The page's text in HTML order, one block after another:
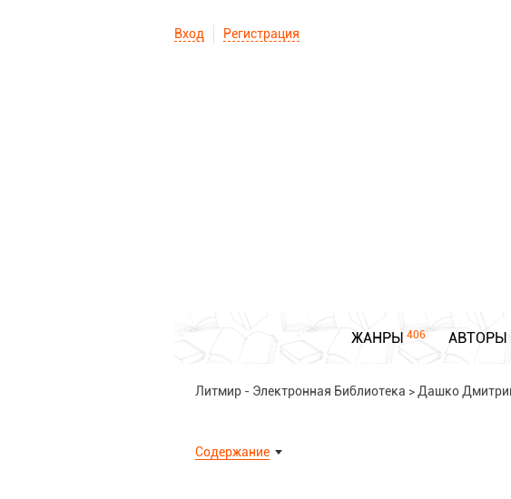
Вход Регистрация
ЖАНРЫ 406 АВТОРЫ
Литмир - Электронная Библиотека > Дашко
Содержание